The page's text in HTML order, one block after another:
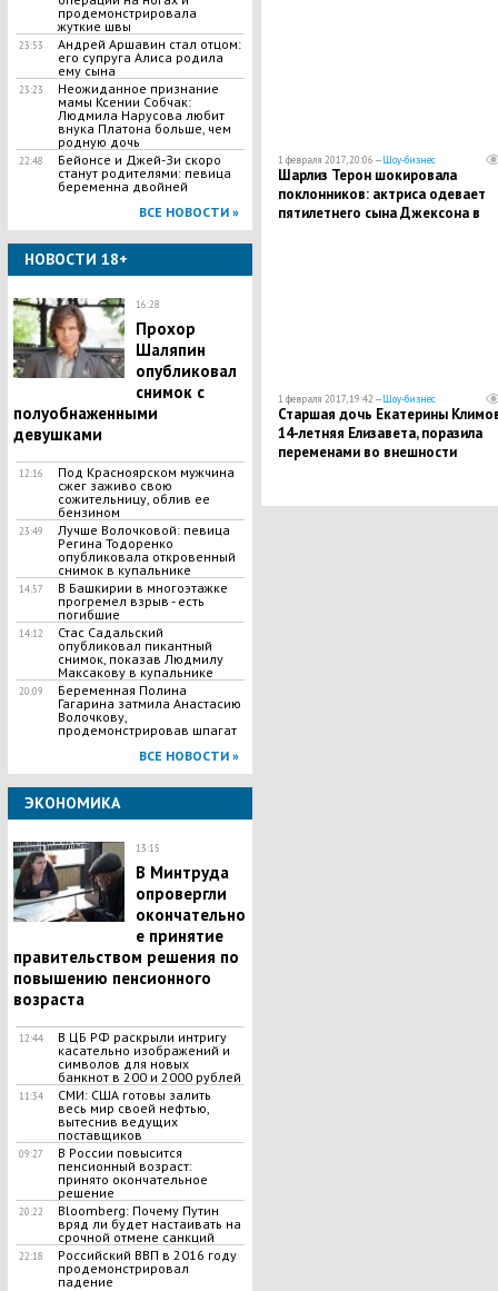
продемонстрировала
жуткие швы
23:53
Андрей Аршавин стал отцом:
его супруга Алиса родила
ему сына
23:23
Неожиданное признание
мамы Ксении Собчак:
Людмила Нарусова любит
внука Платона больше, чем
родную дочь
22:48
Бейонсе и Джей-Зи скоро
станут родителями: певица
беременна двойней
ВСЕ НОВОСТИ »
НОВОСТИ 18+
16:28
Прохор
Шаляпин
опубликовал
снимок с
полуобнаженными
девушками
12:16
Под Красноярском мужчина
сжег заживо свою
сожительницу, облив ее
бензином
23:49
Лучше Волочковой: певица
Регина Тодоренко
опубликовала откровенный
снимок в купальнике
14:57
В Башкирии в многоэтажке
прогремел взрыв - есть
погибшие
14:12
Стас Садальский
опубликовал пикантный
снимок, показав Людмилу
Максакову в купальнике
20:09
Беременная Полина
Гагарина затмила Анастасию
Волочкову,
продемонстрировав шпагат
ВСЕ НОВОСТИ »
ЭКОНОМИКА
13:15
В Минтруда
опровергли
окончательно
е принятие
правительством решения по
повышению пенсионного
возраста
12:44
В ЦБ РФ раскрыли интригу
касательно изображений и
символов для новых
банкнот в 200 и 2000 рублей
11:34
СМИ: США готовы залить
весь мир своей нефтью,
вытеснив ведущих
поставщиков
09:27
В России повысится
пенсионный возраст:
принято окончательное
решение
20:22
Bloomberg: Почему Путин
вряд ли будет настаивать на
срочной отмене санкций
22:18
Российский ВВП в 2016 году
продемонстрировал
падение
1 февраля 2017, 20:06 —Шоу-бизнес
Шарлиз Терон шокировала
поклонников: актриса одевает
пятилетнего сына Джексона в
1 февраля 2017, 19:42 —Шоу-бизнес
Старшая дочь Екатерины
14-летняя Елизавета, поразила
переменами во внешности